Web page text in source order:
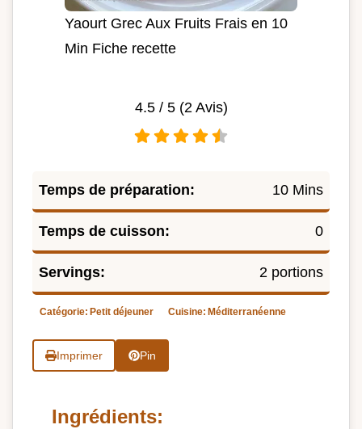
Yaourt Grec Aux Fruits Frais en 10
Min Fiche recette
4.5/ 5 (2Avis)
Temps de préparation: 10 Mins
Temps de cuisson: 0
Servings: 2 portions
Catégorie: Petit déjeuner Cuisine: Méditerranéenne
Imprimer Pin
Ingrédients: